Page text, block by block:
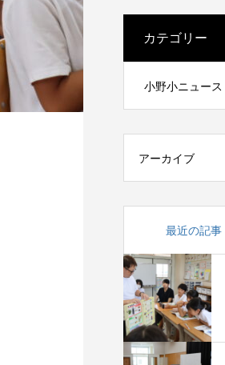
カテゴリー
小野小ニュース
アーカイブ
最近の記事